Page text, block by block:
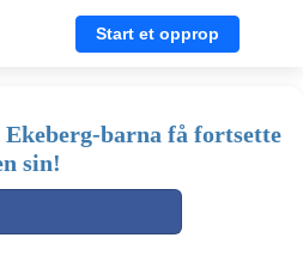
Start et opprop
barna få fortsette
sin!